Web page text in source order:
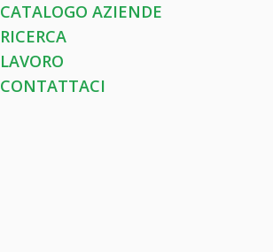
CATALOGO AZIENDE
RICERCA
LAVORO
CONTATTACI